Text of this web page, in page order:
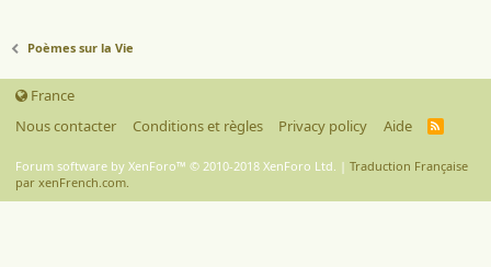
Poèmes sur la Vie
France
Nous contacter
Conditions et règles Privacy policy Aide
R
Forum software by XenForo™ © 2010-2018 XenForo Ltd. | Traduction Française
par xenFrench.com.